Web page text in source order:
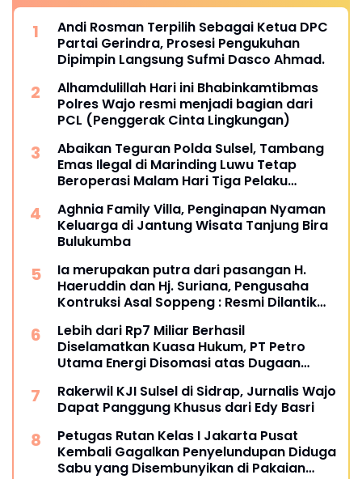
Andi Rosman Terpilih Sebagai Ketua DPC
Partai Gerindra, Prosesi Pengukuhan
Dipimpin Langsung Sufmi Dasco Ahmad.
Alhamdulillah Hari ini Bhabinkamtibmas
Polres Wajo resmi menjadi bagian dari
PCL (Penggerak Cinta Lingkungan)
Abaikan Teguran Polda Sulsel, Tambang
Emas Ilegal di Marinding Luwu Tetap
Beroperasi Malam Hari Tiga Pelaku
Aghnia Family Villa, Penginapan Nyaman
Keluarga di Jantung Wisata Tanjung Bira
Bulukumba
Ia merupakan putra dari pasangan H.
Haeruddin dan Hj. Suriana, Pengusaha
Kontruksi Asal Soppeng : Resmi Dilantik
Lebih dari Rp7 Miliar Berhasil
Diselamatkan Kuasa Hukum, PT Petro
Utama Energi Disomasi atas Dugaan
Rakerwil KJI Sulsel di Sidrap, Jurnalis Wajo
Dapat Panggung Khusus dari Edy Basri
Petugas Rutan Kelas I Jakarta Pusat
Kembali Gagalkan Penyelundupan Diduga
Sabu yang Disembunyikan di Pakaian